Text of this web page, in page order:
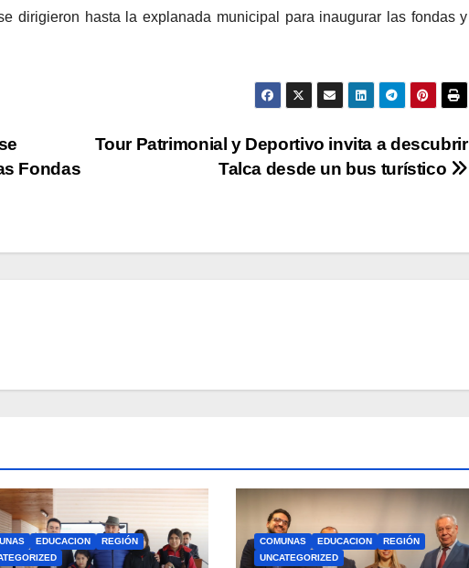
dirigieron hasta la explanada municipal para inaugurar las fondas y
Tour Patrimonial y Deportivo invita a descubrir
Talca desde un bus turístico
Fondas
EDUCACION
REGIÓN
COMUNAS EDUCACION
REGIÓN
UNCATEGORIZED